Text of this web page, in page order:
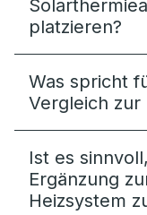
platzieren?
Was spricht
Vergleich zur
Ist es
Ergänzung
Heizsystem